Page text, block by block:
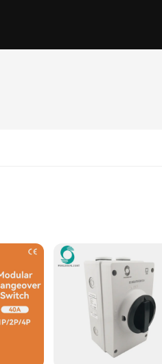
lighting system or a professional in
electrical systems remain stable and
ideal choice for both residential and
size and lightweight construction